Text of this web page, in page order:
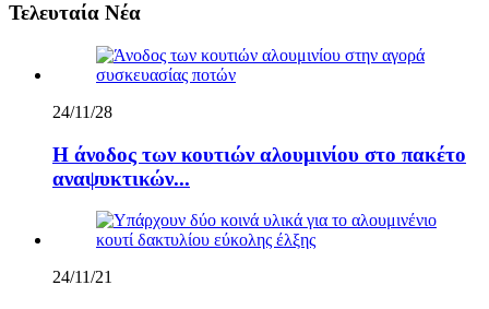
Τελευταία Νέα
24/11/28
Η άνοδος των κουτιών αλουμινίου στο πακέτο
αναψυκτικών...
24/11/21